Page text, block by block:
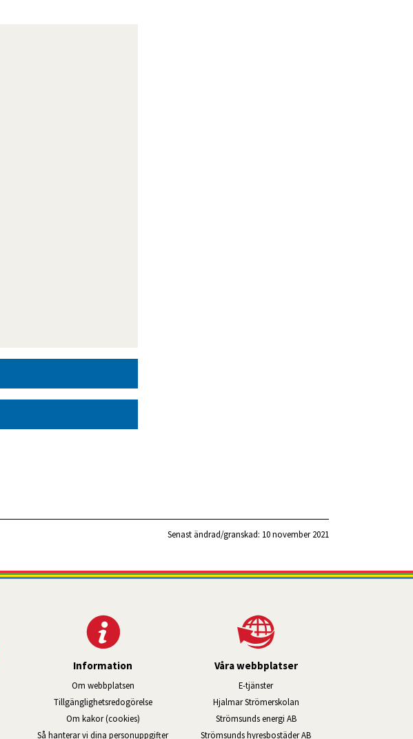
Senast ändrad/granskad: 10 november 2021
Information
Om webbplatsen
Tillgänglig­hets­redo­görelse
Om kakor (cookies)
Så hanterar vi dina personuppgifter
Våra webbplatser
E-tjänsterLänk till annan webbplats, öppnas i
Hjalmar StrömerskolanLänk till annan webbplats,
Strömsunds energi ABLänk till annan webbplats,
Strömsunds hyresbostäder ABLänk till annan webbplats,